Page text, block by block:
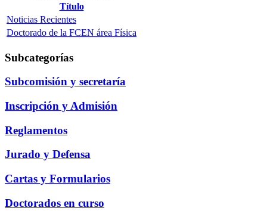
Título
Noticias Recientes
Doctorado de la FCEN área Física
Subcategorías
Subcomisión y secretaría
Inscripción y Admisión
Reglamentos
Jurado y Defensa
Cartas y Formularios
Doctorados en curso